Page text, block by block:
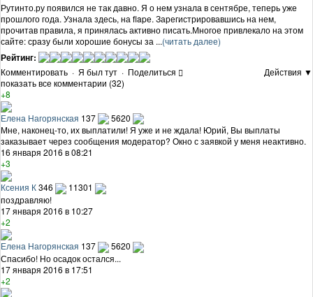
Рутинто.ру появился не так давно. Я о нем узнала в сентябре, теперь уже
прошлого года. Узнала здесь, на flapе. Зарегистрировавшись на нем,
прочитав правила, я принялась активно писать.Многое привлекало на этом
сайте: сразу были хорошие бонусы за ...(читать далее)
Рейтинг:
Комментировать · Я был тут · Поделиться
Действия ▼
показать все комментарии (32)
+8
Елена Нагорянская 137
5620
Мне, наконец-то, их выплатили! Я уже и не ждала! Юрий, Вы выплаты
заказывает через сообщения модератор? Окно с заявкой у меня неактивно.
16 января 2016 в 08:21
+3
Ксения К346
11301
поздравляю!
17 января 2016 в 10:27
+2
Елена Нагорянская 137
5620
Спасибо! Но осадок остался...
17 января 2016 в 17:51
+2